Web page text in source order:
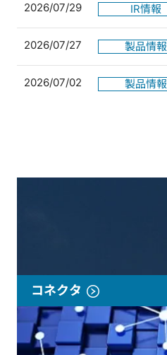
2026/07/29 IR情報
2026/07/27 製品情報
2026/07/02 製品情報
コネクタ